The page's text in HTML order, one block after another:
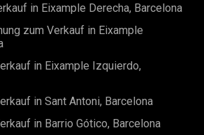
in Eixample Derecha, Barcelona
zum Verkauf in Eixample
in Eixample Izquierdo,
in Sant Antoni, Barcelona
in Barrio Gótico, Barcelona